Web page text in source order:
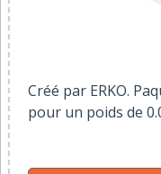
Créé par ERKO.
pour un poids de